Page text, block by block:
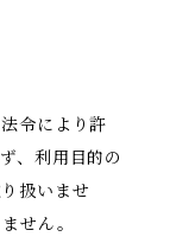
令により許
、利用目的の
扱いませ
せん。